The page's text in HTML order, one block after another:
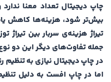
چاپ دیجیتال تعداد معنا
بیش‌تر شود، هزینه‌‌ها کاهش
تیراژ هزینه‌ی سربار بین
جمله تفاوت‌های دیگر این دو
در چاپ دیجیتال نیازی به
اما در چاپ افست به دلیل